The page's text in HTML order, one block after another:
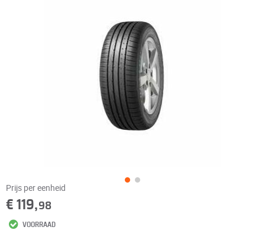
Prijs per eenheid
€ 119,98
VOORRAAD